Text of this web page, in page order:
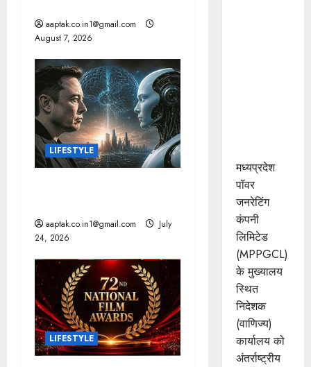
i
o
n
aaptak.co.in1@gmail.com
August 7, 2026
LIFESTYLE
aaptak.co.in1@gmail.com
July
24, 2026
LIFESTYLE
मध्यप्रदेश
पॉवर
जनरेटिंग
कंपनी
लिमिटेड
(MPPGCL)
के मुख्यालय
स्थित
निदेशक
(वाणिज्य)
कार्यालय को
अंतर्राष्ट्रीय